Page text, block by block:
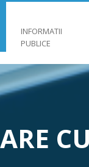
INFORMATII
PUBLICE